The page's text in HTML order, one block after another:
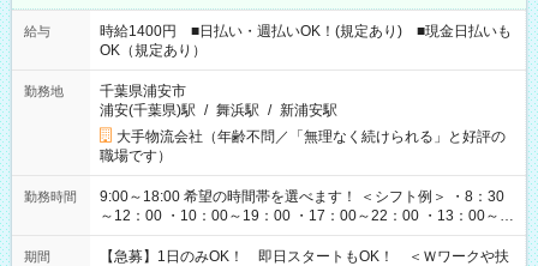
給与
時給1400円 ■日払い・週払いOK！(規定あり) ■現金日払いも
OK（規定あり）
勤務地
千葉県浦安市
浦安(千葉県)駅 / 舞浜駅 / 新浦安駅
大手物流会社（年齢不問／「無理なく続けられる」と好評の
職場です）
勤務時間
9:00～18:00 希望の時間帯を選べます！ ＜シフト例＞ ・8：30
～12：00 ・10：00～19：00 ・17：00～22：00 ・13：00～
22：00 ・22：00～翌6：00 など
期間
【急募】1日のみOK！ 即日スタートもOK！ ＜Ｗワークや扶